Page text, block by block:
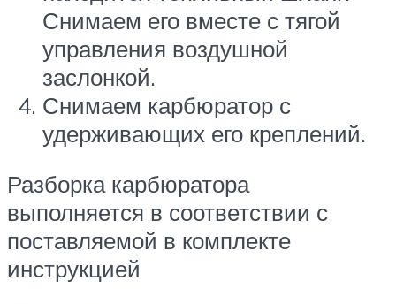
Снимаем его вместе с тягой
управления воздушной
заслонкой.
Снимаем карбюратор с
удерживающих его креплений.
Разборка карбюратора
выполняется в соответствии с
поставляемой в комплекте
инструкцией